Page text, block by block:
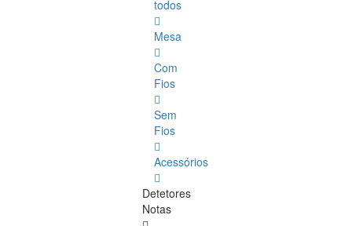
todos
Mesa
Com
Fios
Sem
Fios
Acessórios
Detetores
Notas